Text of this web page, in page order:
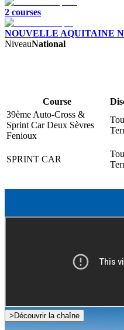
2 courses
NOUVELLE AQUITAINE
NiveauNational
Course
39ème Auto-Cross &
Sprint Car Deux Sèvres
Fenioux
SPRINT CAR
> Découvrir la chaîne